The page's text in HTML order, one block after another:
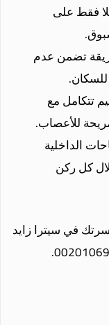
153 فيلا فقط على
تضمن عدم
تتكامل مع
للأعصاب.
الداخلية
كل ركن
في سيترا زايد